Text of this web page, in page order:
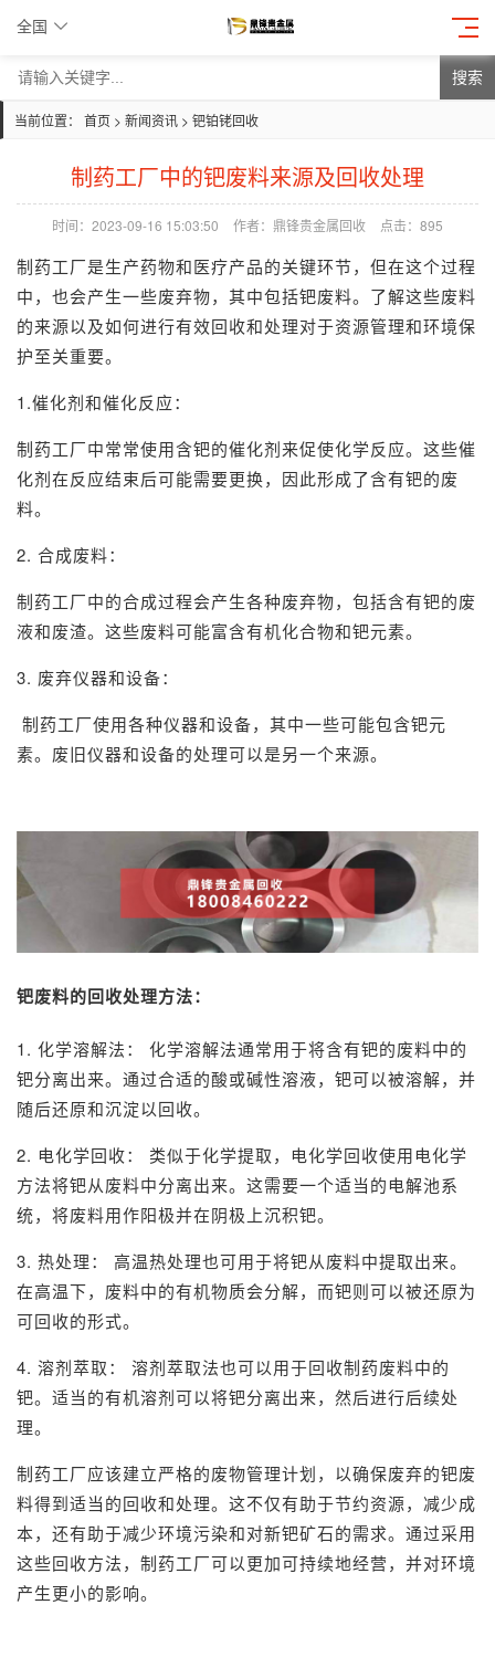
全国
搜索
当前位置： 首页 > 新闻资讯 > 钯铂铑回收
制药工厂中的钯废料来源及回收处理
时间：2023-09-16 15:03:50 作者：鼎锋贵金属回收 点击： 895
制药工厂是生产药物和医疗产品的关键环节，但在这个过程
中，也会产生一些废弃物，其中包括钯废料。了解这些废料
的来源以及如何进行有效回收和处理对于资源管理和环境保
护至关重要。
1.催化剂和催化反应：
制药工厂中常常使用含钯的催化剂来促使化学反应。这些催
化剂在反应结束后可能需要更换，因此形成了含有钯的废
料。
2. 合成废料：
制药工厂中的合成过程会产生各种废弃物，包括含有钯的废
液和废渣。这些废料可能富含有机化合物和钯元素。
3. 废弃仪器和设备：
制药工厂使用各种仪器和设备，其中一些可能包含钯元
素。废旧仪器和设备的处理可以是另一个来源。
钯废料的回收处理方法：
1. 化学溶解法： 化学溶解法通常用于将含有钯的废料中的
钯分离出来。通过合适的酸或碱性溶液，钯可以被溶解，并
随后还原和沉淀以回收。
2. 电化学回收： 类似于化学提取，电化学回收使用电化学
方法将钯从废料中分离出来。这需要一个适当的电解池系
统，将废料用作阳极并在阴极上沉积钯。
3. 热处理： 高温热处理也可用于将钯从废料中提取出来。
在高温下，废料中的有机物质会分解，而钯则可以被还原为
可回收的形式。
4. 溶剂萃取： 溶剂萃取法也可以用于回收制药废料中的
钯。适当的有机溶剂可以将钯分离出来，然后进行后续处
理。
制药工厂应该建立严格的废物管理计划，以确保废弃的钯废
料得到适当的回收和处理。这不仅有助于节约资源，减少成
本，还有助于减少环境污染和对新钯矿石的需求。通过采用
这些回收方法，制药工厂可以更加可持续地经营，并对环境
产生更小的影响。